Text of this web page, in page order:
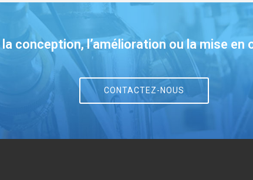
conception, l’amélioration ou la mise
CONTACTEZ-NOUS